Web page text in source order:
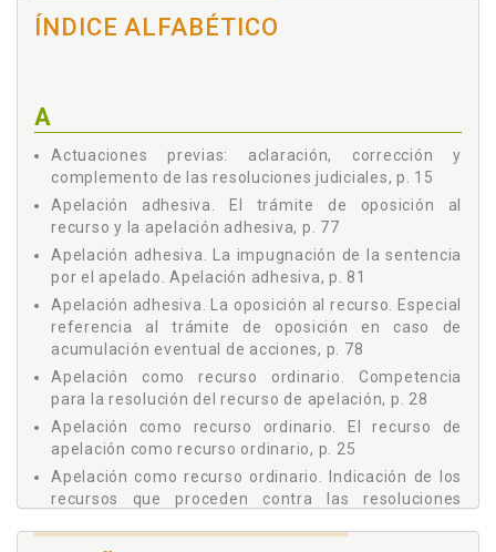
2 Efecto suspensivo y ejecución provisional, p. 33
Interposición y Admisión, p. 37
1 El trámite de interposición del recurso, p. 38
2 El trámite de admisión del recurso, p. 41
3 El recurso de queja, p. 43
4 La infracción de normas o garantías procesales como
motivo de apelación, p. 46
Capítulo 6 - La Prueba en Segunda Instancia, p. 55
1 Consideraciones previas, p. 56
2 La prueba en segunda instancia: aspectos generales, p.
56
3 Documentos que pueden acompañarse junto con el
escrito de interposición del recurso (artículo 460-1 L.E.C.),
p. 57
4 Pruebas cuya práctica puede solicitarse en segunda
instancia (artículo 460-2 L.E.C.), p. 58
5 Proposición de prueba en segunda instancia por parte
del litigante rebelde (artículo 460.3 L.E.C.), p. 62
6 Prueba en segunda instancia en los procesos
ÍNDICE ALFABÉTICO
A
Actuaciones previas: aclaración, corrección y
complemento de las resoluciones judiciales, p. 15
Apelación adhesiva. El trámite de oposición al
recurso y la apelación adhesiva, p. 77
Apelación adhesiva. La impugnación de la sentencia
por el apelado. Apelación adhesiva, p. 81
Apelación adhesiva. La oposición al recurso. Especial
referencia al trámite de oposición en caso de
acumulación eventual de acciones, p. 78
Apelación como recurso ordinario. Competencia
para la resolución del recurso de apelación, p. 28
Apelación como recurso ordinario. El recurso de
apelación como recurso ordinario, p. 25
Apelación como recurso ordinario. Indicación de los
recursos que proceden contra las resoluciones